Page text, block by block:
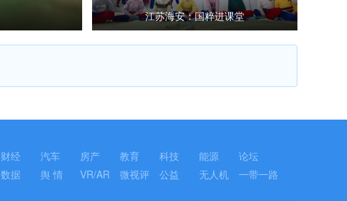
江苏海安：国粹进课堂
财经 汽车 房产 教育 科技 能源
论坛
数据 舆 情 VR/AR 微视评 公益 无人机 一带一路